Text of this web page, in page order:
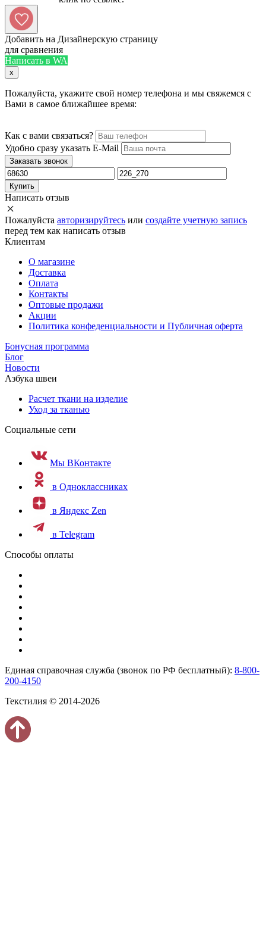
Добавить на Дизайнерскую страницу
для сравнения
Написать в WA
x
Пожалуйста, укажите свой номер телефона и мы свяжемся с
Вами в самое ближайшее время:
Как с вами связаться?
Удобно сразу указать E-Mail
Заказать звонок
Купить
Написать отзыв
Пожалуйста авторизируйтесь или создайте учетную запись
перед тем как написать отзыв
Клиентам
О магазине
Доставка
Оплата
Контакты
Оптовые продажи
Акции
Политика конфеденциальности и Публичная оферта
Бонусная программа
Блог
Новости
Азбука швеи
Расчет ткани на изделие
Уход за тканью
Социальные сети
Мы ВКонтакте
в Одноклассниках
в Яндекс Zen
в Telegram
Способы оплаты
Единая справочная служба (звонок по РФ бесплатный): 8-800-
200-4150
Текстилия © 2014-2026